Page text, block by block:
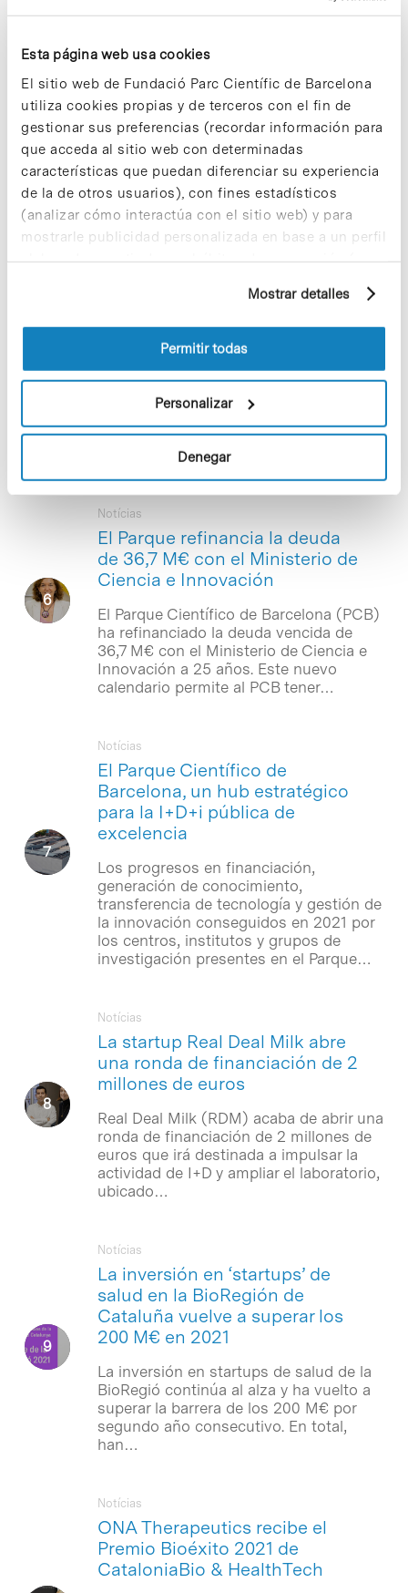
Esta página web usa cookies
El sitio web de Fundació Parc Científic de Barcelona
utiliza cookies propias y de terceros con el fin de
gestionar sus preferencias (recordar información para
que acceda al sitio web con determinadas
características que puedan diferenciar su experiencia
de la de otros usuarios), con fines estadísticos
(analizar cómo interactúa con el sitio web) y para
mostrarle publicidad personalizada en base a un perfil
elaborado a partir de sus hábitos de navegación (por
información sobre las cookies puede consultar
la Política de cookies del sitio web.
Mostrar detalles
Permitir todas
Personalizar
Denegar
IBUB, y Gabriel Gomila,
galardonados con los Premios
ICREA Academia 2014
Ayer, miércoles 1 de julio, el auditorio
Pau Gil del recinto modernista de
Sant Pau acogió el acto de entrega de
losPremios ICREA Academia 2014
convocatoria que ha distinguido la
trayectoria científica de diez
encuentra Gabriel Gomila, investigador
Cataluña (IBEC), y Francesc Villarroya,
director del Instituto de Biomedicina de
Científic de Barcelona. La UB vuelve a
ser la universidad con más
representación institucional desde la
creación del galardón.
El Parque refinancia la deuda
de 36,7 M€ con el Ministerio de
Ciencia e Innovación
Notícias
El Parque Científico de Barcelona (PCB)
ha refinanciado la deuda vencida de
36,7 M€ con el Ministerio de Ciencia e
Innovación a 25 años. Este nuevo
calendario permite al PCB tener…
El Parque Científico de
Barcelona, un hub estratégico
para la I+D+i pública de
excelencia
Notícias
Los progresos en financiación,
generación de conocimiento,
transferencia de tecnología y gestión de
la innovación conseguidos en 2021 por
los centros, institutos y grupos de
investigación presentes en el Parque…
La startup Real Deal Milk abre
una ronda de financiación de 2
millones de euros
Notícias
Real Deal Milk (RDM) acaba de abrir una
ronda de financiación de 2 millones de
euros que irá destinada a impulsar la
actividad de I+D y ampliar el laboratorio,
ubicado…
La inversión en ‘startups’ de
salud en la BioRegión de
Cataluña vuelve a superar los
200 M€ en 2021
Notícias
La inversión en startups de salud de la
BioRegió continúa al alza y ha vuelto a
superar la barrera de los 200 M€ por
segundo año consecutivo. En total,
han…
ONA Therapeutics recibe el
Premio Bioéxito 2021 de
CataloniaBio & HealthTech
Notícias